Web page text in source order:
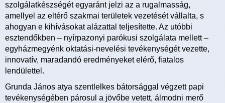
szolgálatkészségét egyaránt jelzi az a rugalmasság,
amellyel az eltérő szakmai területek vezetését vállalta, s
ahogyan e kihívásokat alázattal teljesítette. Az utóbbi
esztendőkben – nyírpazonyi parókusi szolgálata mellett –
egyházmegyénk oktatási-nevelési tevékenységét vezette,
innovatív, maradandó eredményeket elérő, fiatalos
lendülettel.
Grunda János atya szentlelkes bátorsággal végzett papi
tevékenységében párosul a jövőbe vetett, álmodni merő